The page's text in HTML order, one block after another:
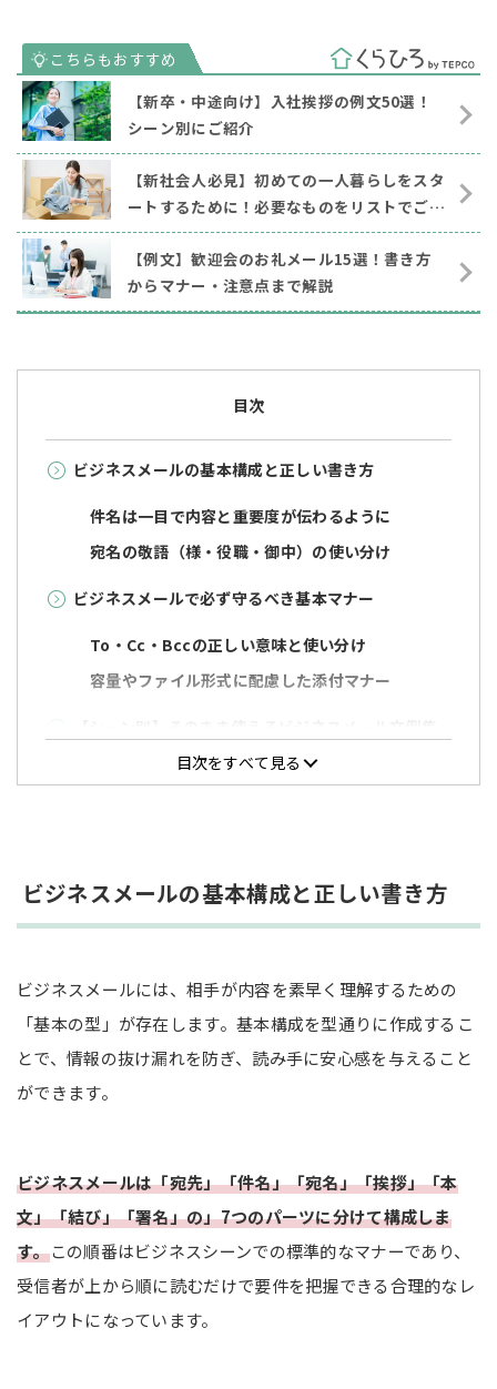
【新卒・中途向け】入社挨拶の例文50選！
シーン別にご紹介
【新社会人必見】初めての一人暮らしをスタ
ートするために！必要なものをリストでご紹
介
【例文】歓迎会のお礼メール15選！書き方
からマナー・注意点まで解説
目次
ビジネスメールの基本構成と正しい書き方
件名は一目で内容と重要度が伝わるように
宛名の敬語（様・役職・御中）の使い分け
ビジネスメールで必ず守るべき基本マナー
To・Cc・Bccの正しい意味と使い分け
容量やファイル形式に配慮した添付マナー
初めて連絡する相手への挨拶メールの文例
取引先への返信メールの文例
お断りメールの文例
ビジネスメールで間違いやすい言葉遣いと敬語
送信ボタンを押す前の最終チェックリスト
目次をすべて見る
ビジネスメールの基本構成と正しい書き方
ビジネスメールには、相手が内容を素早く理解するための
「基本の型」が存在します。基本構成を型通りに作成するこ
とで、情報の抜け漏れを防ぎ、読み手に安心感を与えること
ができます。
ビジネスメールは「宛先」「件名」「宛名」「挨拶」「本
文」「結び」「署名」の」7つのパーツに分けて構成しま
す。この順番はビジネスシーンでの標準的なマナーであり、
受信者が上から順に読むだけで要件を把握できる合理的なレ
イアウトになっています。